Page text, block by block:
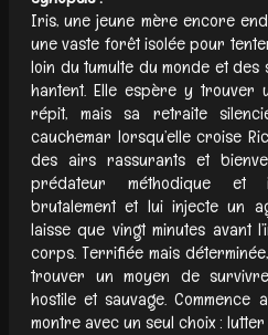
Iris, une jeune mère encore
une vaste forêt isolée pour
loin du tumulte du monde et
hantent. Elle espère y trouver
répit, mais sa retraite
cauchemar lorsqu’elle croise
des airs rassurants et
prédateur méthodique et
brutalement et lui injecte un
laisse que vingt minutes avant
corps. Terrifiée mais
trouver un moyen de
hostile et sauvage.
montre avec un seul choix : lutter